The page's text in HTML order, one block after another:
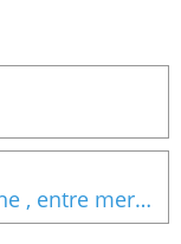
séjour de randonnée en Sardaigne , entre mer et montagne